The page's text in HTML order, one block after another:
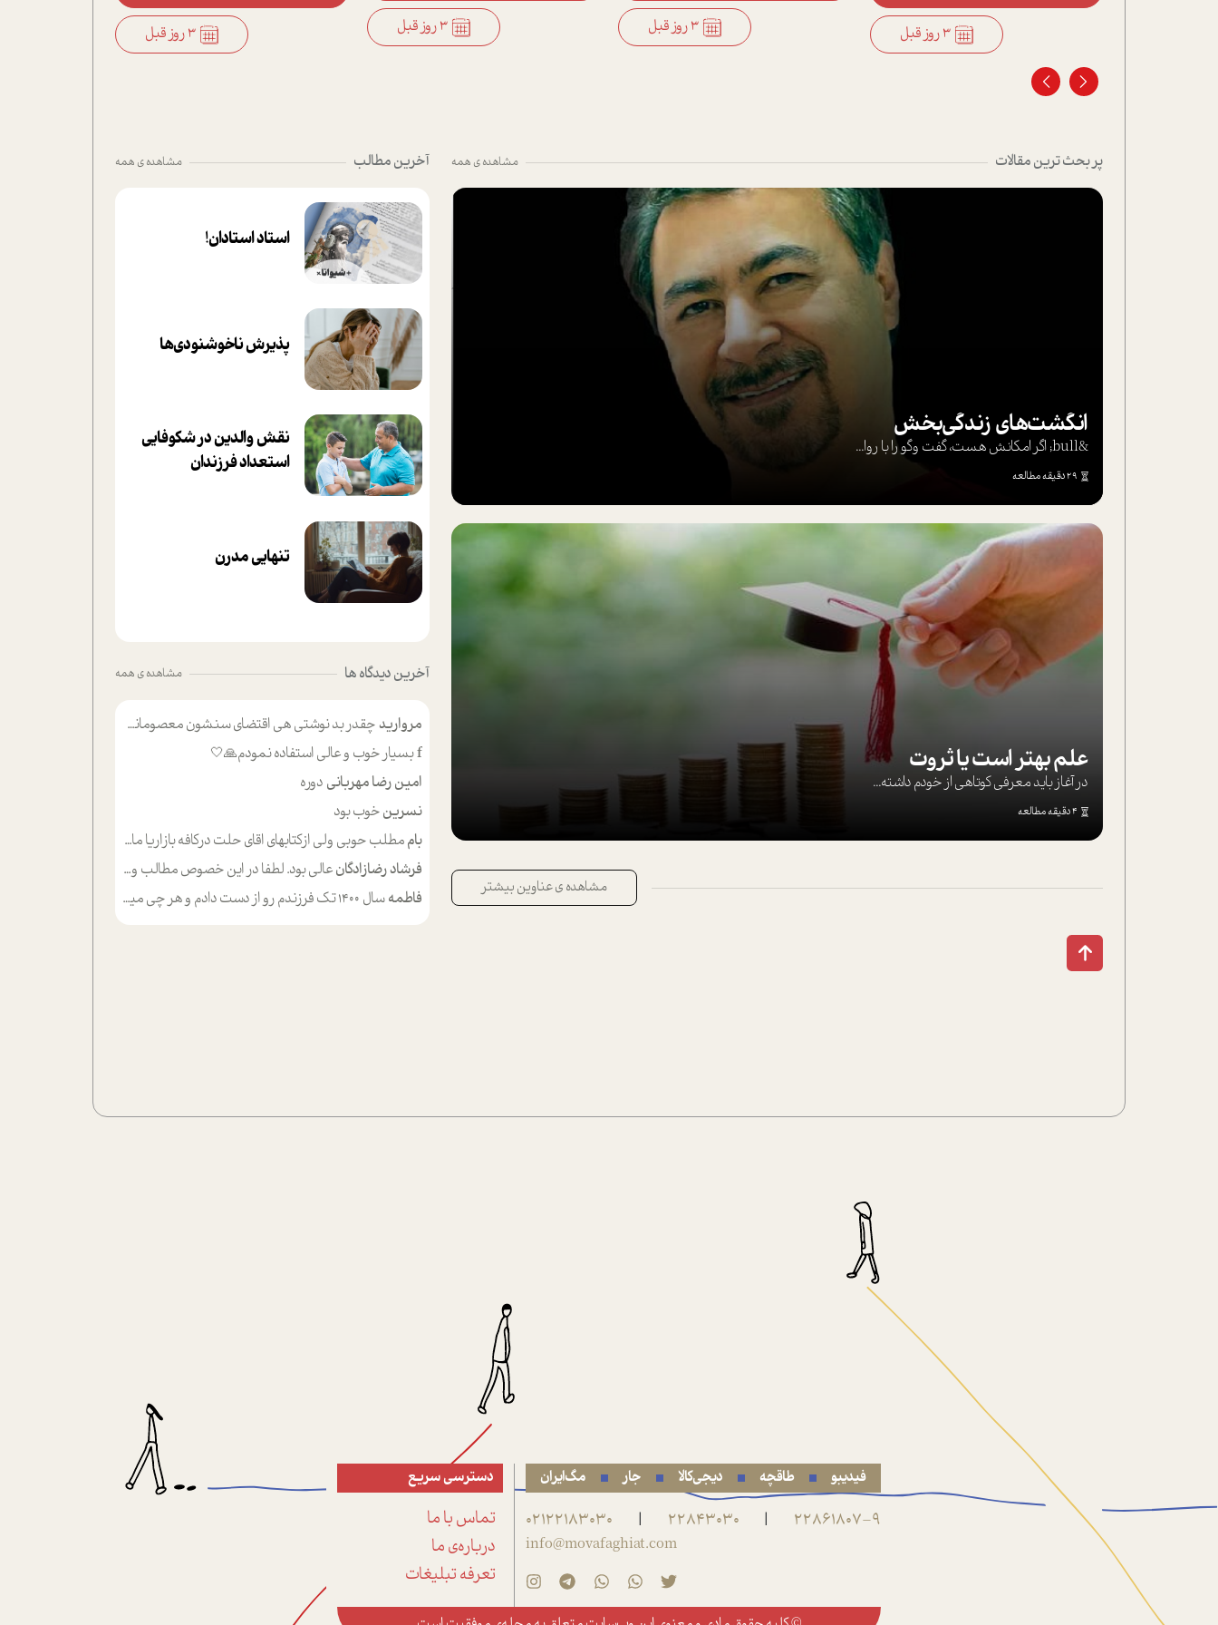
3 روز قبل 3 روز قبل 3 روز قبل 3 روز قبل
پر بحث ترین مقالات مشاهده ی همه
انگشت‌های‌ زندگی‌بخش
&bull; اگر امکانش هست، گفت وگو را با روا...
29 دقیقه مطالعه
علم بهتر است یا ثروت
در آغاز باید معرفی کوتاهی از خودم داشته...
4 دقیقه مطالعه
مشاهده ی عناوین بیشتر
آخرین مطالب مشاهده ی همه
استاد استادان!
پذیرش ناخوشنودی‌ها
نقش والدین در شکوفا‌یی
ا‌ستعداد فرزندان‌
تنهایی مدرن
آخرین دیدگاه ها مشاهده ی همه
مرواریدچقدر بد نوشتی هی اقتضای سنشون معصومانه این اون خلی؟نکنه تا چهل سالگی پوشکت میکردن و شیر میخوردی که به اینا میگی کودک
fبسیار خوب و عالی استفاده نمودم🙏🤍
امین رضا مهربانی دوره
نسرینخوب بود
باممطلب حوبی ولی ازکتابهای اقای حلت درکافه بازاریا مایکت میزاشتن رایگان خوب بود ولی هرکدام خلاصه شده ش تومجله از طریق سایت هم خوبه اینکه درزیر اخرصفحه گذاشته شده خب ادم خبره میره نصب میکنه میخونه ولی هرکسی گوشیش ظرفیتش نداره باتشکر
فرشاد رضازادگانعالی بود. لطفا در این خصوص مطالب و مثال های بیشتر ی ارایه دهید
فاطمهسال ۱۴۰۰ تک فرزندم رو از دست دادم و هر چی میگذره حالم بدتر میشه و دلتنگتر تنایی رو ترجیح دادم و معاشرت برام سخت شده
فیدیبو طاقچه دیجی‌کالا جار مگ‌ایران
22861807-9
|
22843030
|
02122183030
info@movafaghiat.com
دسترسی سریع
تماس با ما
درباره‌ی ما
تعرفه تبلیغات